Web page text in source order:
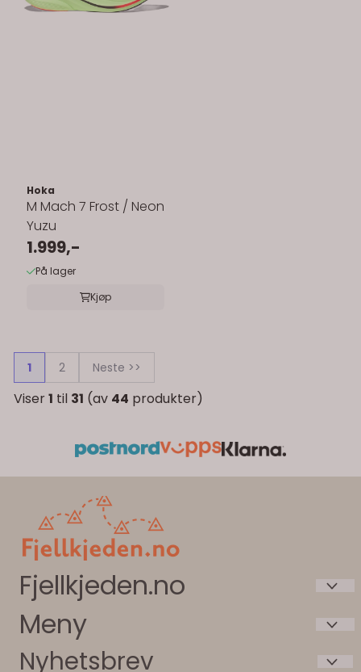
Hoka
M Mach 7 Frost / Neon
Yuzu
1.999,-
På lager
Kjøp
1 2 Neste >>
Viser1 til 31 (av 44 produkter)
Fjellkjeden.no
Intersport Beitostølen AS
Bygdinvegen 3787
Meny
Våre butikker
Nyhetsbrev